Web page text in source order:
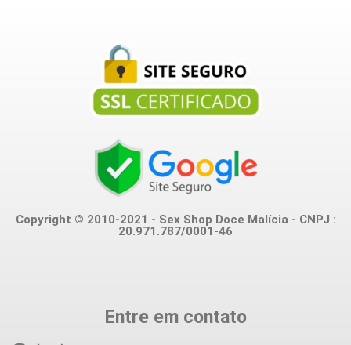
Copyright © 2010-2021 - Sex Shop Doce Malícia - CNPJ :
20.971.787/0001-46
Entre em contato